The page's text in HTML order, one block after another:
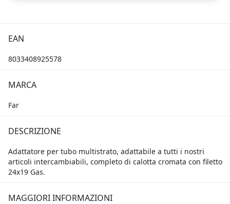
EAN
8033408925578
MARCA
Far
DESCRIZIONE
Adattatore per tubo multistrato, adattabile a tutti i nostri
articoli intercambiabili, completo di calotta cromata con filetto
24x19 Gas.
MAGGIORI INFORMAZIONI